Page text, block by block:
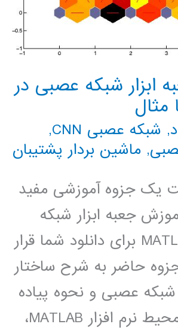
ابزار شبکه عصبی در
, شبکه عصبی CNN
,
, ماشین بردار پشتیبان
یک جزوه آموزشی مفید
جعبه ابزار شبکه
عصبی در MATLAB برای دانلود شما قرار
حاضر به شرح ساختار
عصبی و نحوه پیاده
سازی آن در محیط نرم افزار MATLAB،